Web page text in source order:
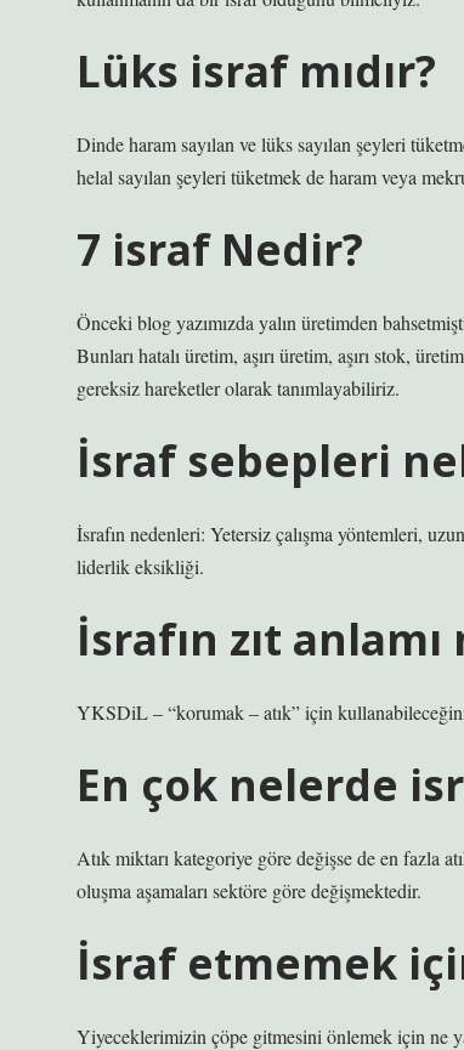
Lüks israf mıdır?
Dinde haram sayılan ve lüks sayılan şeyleri
helal sayılan şeyleri tüketmek de haram veya
7 israf Nedir?
Önceki blog yazımızda yalın üretimden
Bunları hatalı üretim, aşırı üretim, aşırı stok,
gereksiz hareketler olarak tanımlayabiliriz.
İsraf sebepleri
İsrafın nedenleri: Yetersiz çalışma yöntemleri,
liderlik eksikliği.
İsrafın zıt
YKSDiL – “korumak – atık” için
En çok nelerde
Atık miktarı kategoriye göre değişse de en fazla
oluşma aşamaları sektöre göre değişmektedir.
İsraf etmemek
Yiyeceklerimizin çöpe gitmesini önlemek için ne